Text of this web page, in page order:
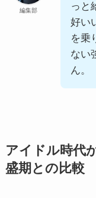
編集部
っと
好い
を乗
ない
ん。
アイドル時代
盛期との比較